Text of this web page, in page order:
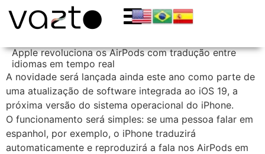
Apple revoluciona os AirPods com tradução entre
idiomas em tempo real
A novidade será lançada ainda este ano como parte de
uma atualização de software integrada ao iOS 19, a
próxima versão do sistema operacional do iPhone.
O funcionamento será simples: se uma pessoa falar em
espanhol, por exemplo, o iPhone traduzirá
automaticamente e reproduzirá a fala nos AirPods em